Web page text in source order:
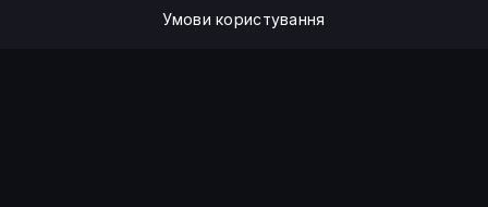
Умови користування